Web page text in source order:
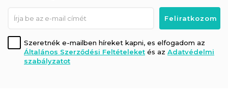
Szeretnék e-mailben híreket kapni, es elfogadom az
Általános Szerződési Feltételeket és az Adatvédelmi
szabályzatot